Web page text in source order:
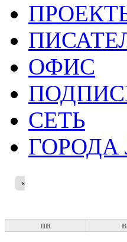
ОФИС
СЕТЬ
ГОРОДА
«
пн